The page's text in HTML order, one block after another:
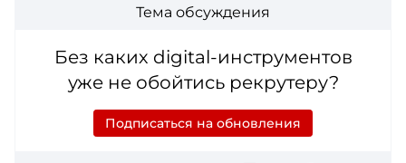
Тема обсуждения
Без каких digital-инструментов
уже не обойтись рекрутеру?
Подписаться на обновления